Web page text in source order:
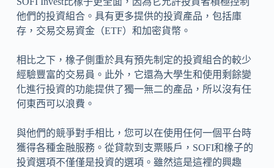
他們的投資組合。具有更多提供的投資產品，包括庫
存，交易交易資金（ETF）和加密貨幣。
相比之下，橡子側重於具有預先制定的投資組合的較少
經驗豐富的交易員。此外，它還為大學生和使用剩餘變
化進行投資的功能提供了獨一無二的產品，所以沒有任
何東西可以浪費。
與他們的競爭對手相比，您可以在使用任何一個平台時
獲得各種金融服務。從貸款到支票賬戶，SOFI和橡子的
投資選項不僅僅是投資的選項。雖然這是這裡的興趣